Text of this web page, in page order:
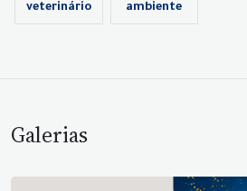
veterinário
ambiente
Galerias